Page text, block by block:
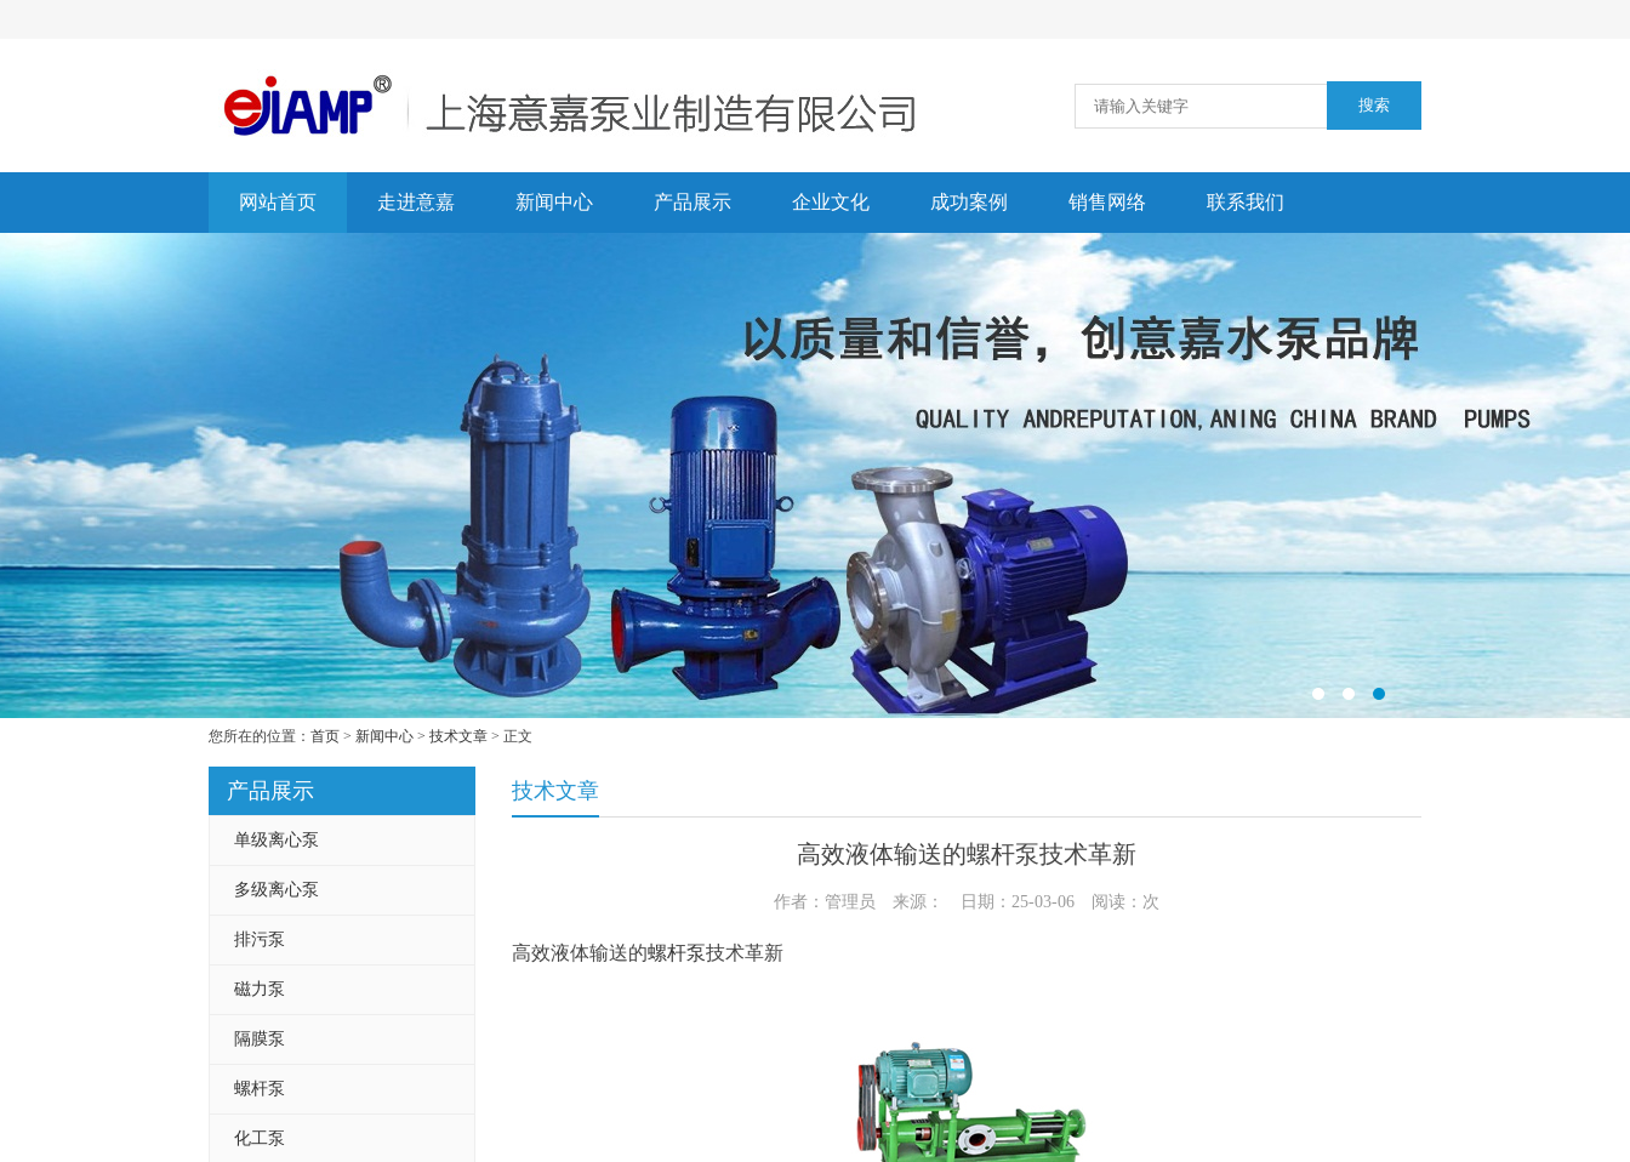
网站首页 走进意嘉 新闻中心 产品展示 企业文化 成功案例 销售网络 联系我们
您所在的位置： 首页 > 新闻中心 > 技术文章 > 正文
产品展示
单级离心泵
多级离心泵
排污泵
磁力泵
隔膜泵
螺杆泵
化工泵
技术文章
高效液体输送的螺杆泵技术革新
作者：管理员 来源： 日期：25-03-06 阅读：次
高效液体输送的螺杆泵技术革新